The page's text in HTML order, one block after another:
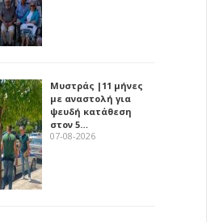
Μυστράς |11 μήνες
με αναστολή για
ψευδή κατάθεση
στον 5…
07-08-2026